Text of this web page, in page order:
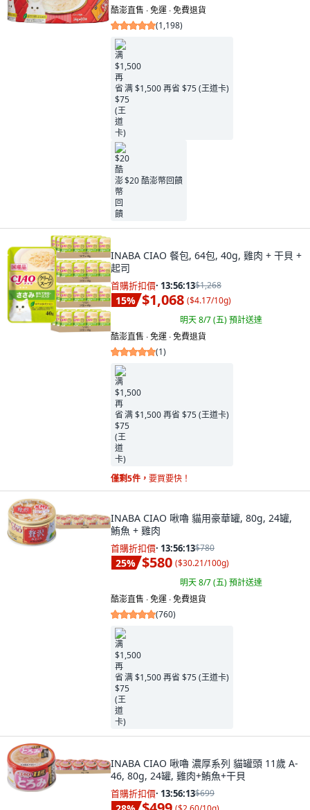
酷澎直售 ∙ 免運 ∙ 免費退貨
(1,198)
满 $1,500 再省 $75 (王道卡)
$20 酷澎幣回饋
INABA CIAO 餐包, 64包, 40g, 雞肉 + 干貝 +
起司
首購折扣價· 13:56:11$1,268
15% $1,068 ($4.17/10g)
明天 8/7 (五)預計送達
酷澎直售 ∙ 免運 ∙ 免費退貨
(1)
满 $1,500 再省 $75 (王道卡)
僅剩5件， 要買要快！
INABA CIAO 啾嚕 貓用豪華罐, 80g, 24罐,
鮪魚 + 雞肉
首購折扣價· 13:56:11$780
25% $580 ($30.21/100g)
明天 8/7 (五)預計送達
酷澎直售 ∙ 免運 ∙ 免費退貨
(760)
满 $1,500 再省 $75 (王道卡)
INABA CIAO 啾嚕 濃厚系列 貓罐頭 11歲 A-
46, 80g, 24罐, 雞肉+鮪魚+干貝
首購折扣價· 13:56:11$699